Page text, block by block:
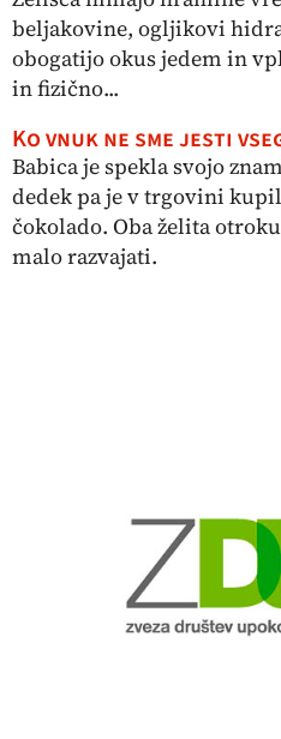
beljakovine, ogljikovi
obogatijo okus jedem in
in fizično...
Ko vnuk ne sme jesti
Babica je spekla svojo
dedek pa je v trgovini
čokolado. Oba želita
malo razvajati.